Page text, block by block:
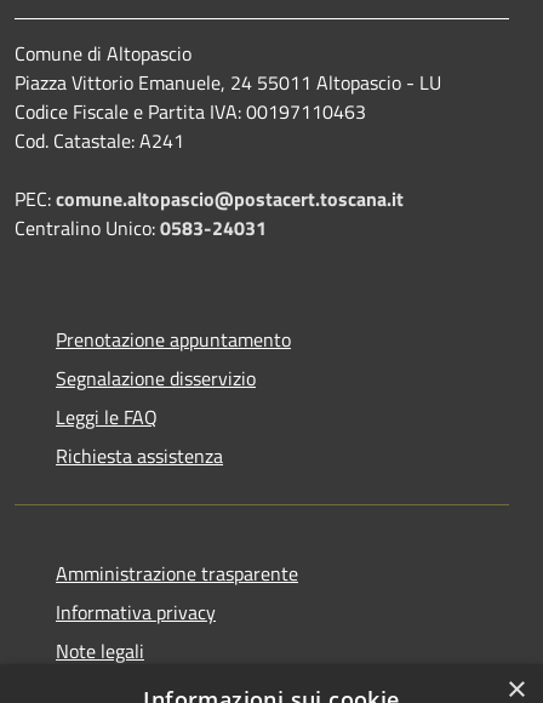
Comune di Altopascio
Piazza Vittorio Emanuele, 24 55011 Altopascio - LU
Codice Fiscale e Partita IVA: 00197110463
Cod. Catastale: A241
PEC:comune.altopascio@postacert.toscana.it
Centralino Unico:0583-24031
Prenotazione appuntamento
Segnalazione disservizio
Leggi le FAQ
Richiesta assistenza
Amministrazione trasparente
Informativa privacy
Note legali
Dichiarazione di accessibilità
×